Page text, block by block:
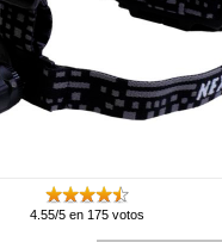
4.55/5 en 175 votos